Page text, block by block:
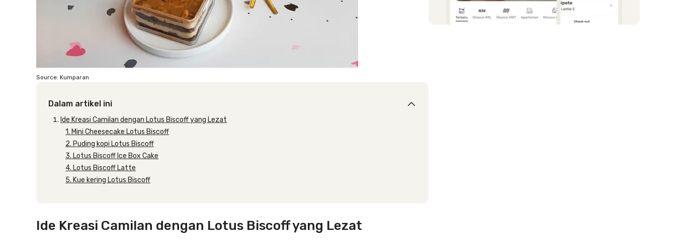
Source: Kumparan
Dalam artikel ini
Ide Kreasi Camilan dengan Lotus Biscoff yang Lezat
1. Mini Cheesecake Lotus Biscoff
2. Puding kopi Lotus Biscoff
3. Lotus Biscoff Ice Box Cake
4. Lotus Biscoff Latte
5. Kue kering Lotus Biscoff
Ide Kreasi Camilan dengan Lotus Biscoff yang Lezat